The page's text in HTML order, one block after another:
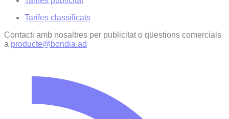
Tarifes classificats
Contacti amb nosaltres per publicitat o qüestions comercials
a producte@bondia.ad